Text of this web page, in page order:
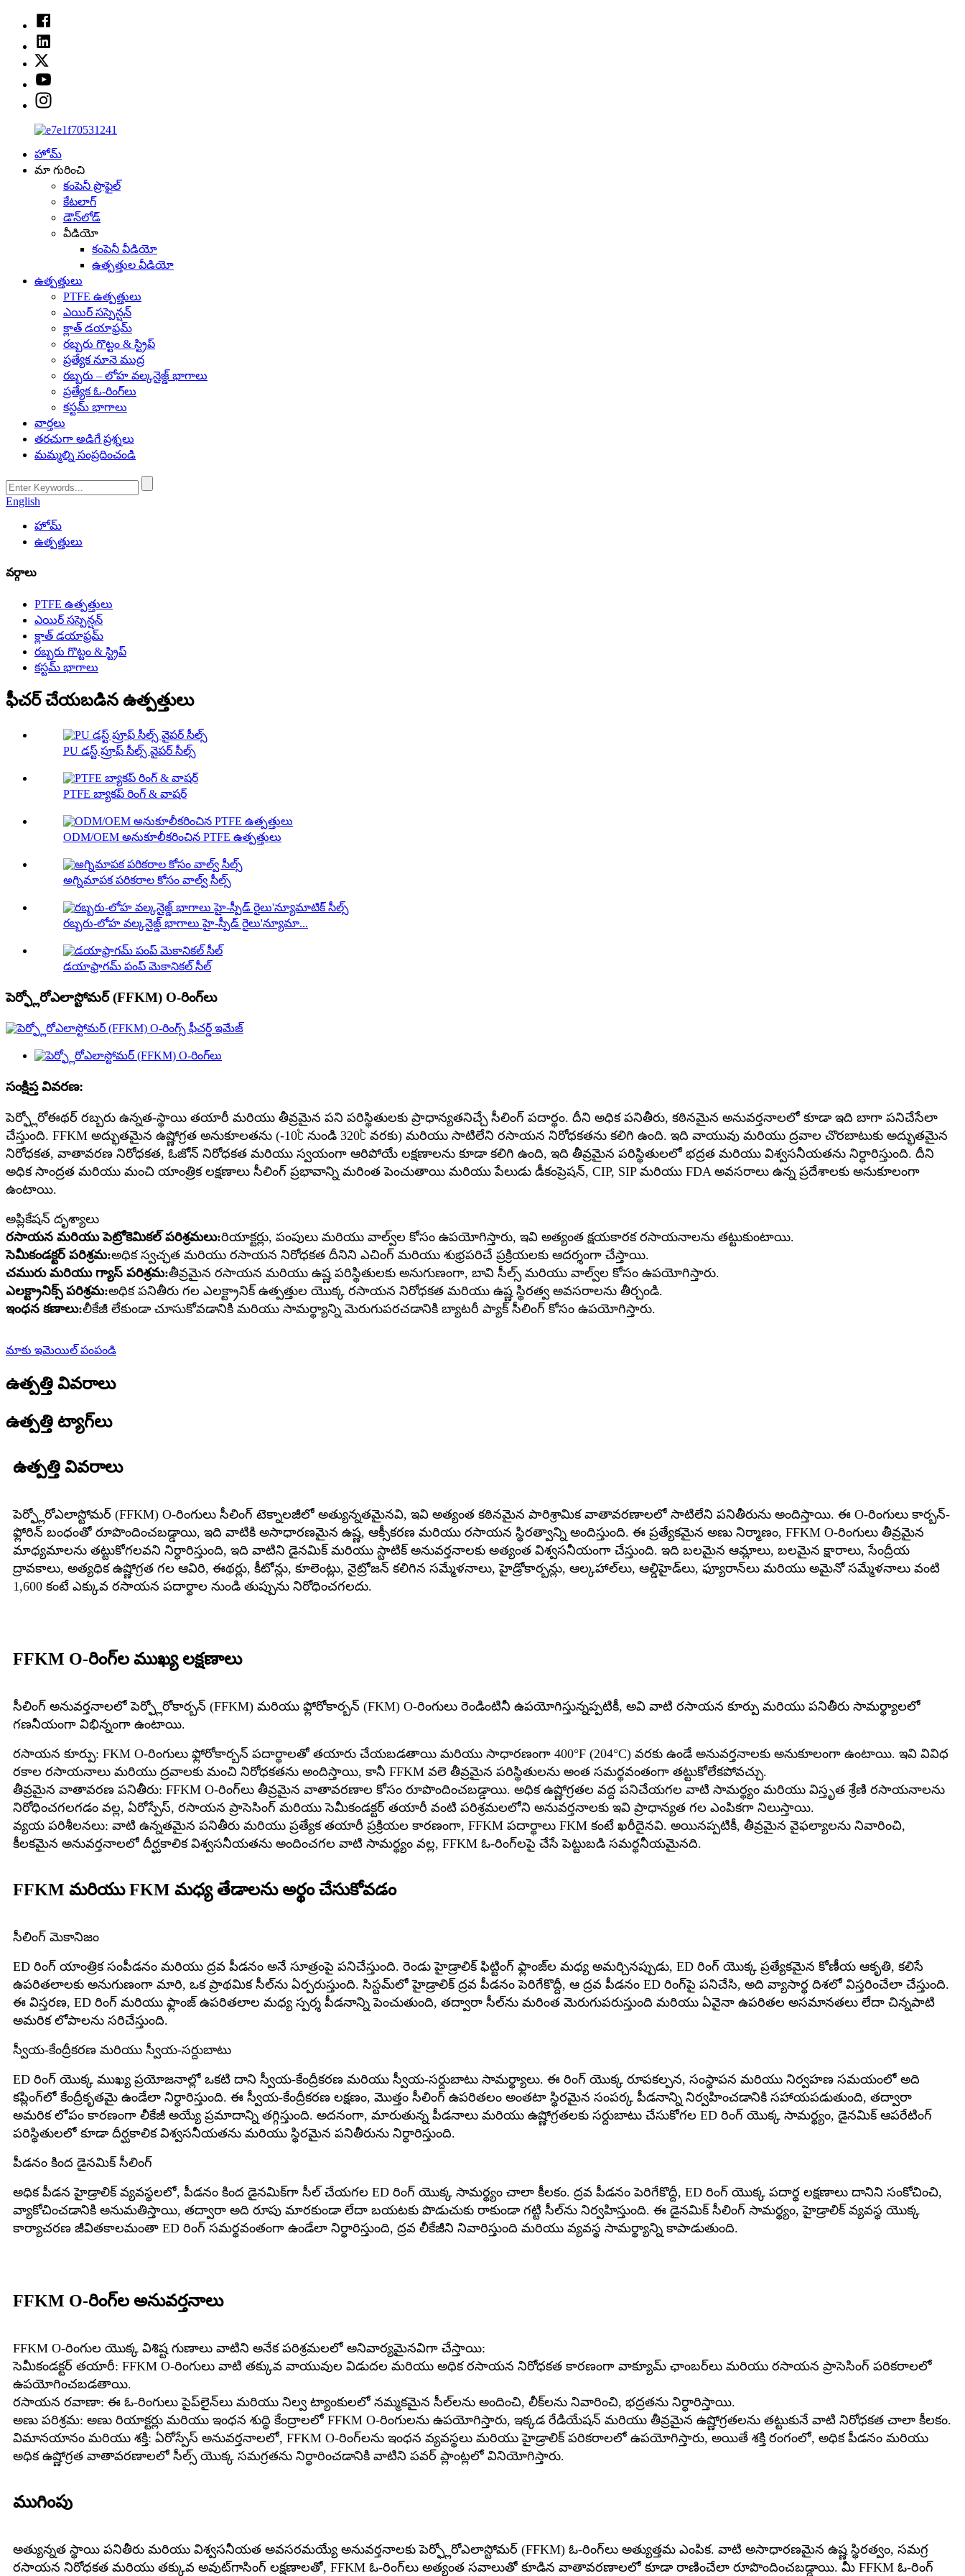
హోమ్
మా గురించి
కంపెనీ ప్రొఫైల్
కేటలాగ్
డౌన్‌లోడ్
వీడియో
కంపెనీ వీడియో
ఉత్పత్తుల వీడియో
ఉత్పత్తులు
PTFE ఉత్పత్తులు
ఎయిర్ సస్పెన్షన్
క్లాత్ డయాఫ్రమ్
రబ్బరు గొట్టం & స్ట్రిప్
ప్రత్యేక నూనె ముద్ర
రబ్బరు – లోహ వల్కనైజ్డ్ భాగాలు
ప్రత్యేక ఓ-రింగ్‌లు
కస్టమ్ భాగాలు
వార్తలు
తరచుగా అడిగే ప్రశ్నలు
మమ్మల్ని సంప్రదించండి
English
హోమ్
ఉత్పత్తులు
వర్గాలు
PTFE ఉత్పత్తులు
ఎయిర్ సస్పెన్షన్
క్లాత్ డయాఫ్రమ్
రబ్బరు గొట్టం & స్ట్రిప్
కస్టమ్ భాగాలు
ఫీచర్ చేయబడిన ఉత్పత్తులు
PU డస్ట్ ప్రూఫ్ సీల్స్ వైపర్ సీల్స్
PTFE బ్యాకప్ రింగ్ & వాషర్
ODM/OEM అనుకూలీకరించిన PTFE ఉత్పత్తులు
అగ్నిమాపక పరికరాల కోసం వాల్వ్ సీల్స్
రబ్బరు-లోహ వల్కనైజ్డ్ భాగాలు హై-స్పీడ్ రైలు'న్యూమా...
డయాఫ్రాగమ్ పంప్ మెకానికల్ సీల్
పెర్ఫ్లోరోఎలాస్టోమర్ (FFKM) O-రింగ్‌లు
సంక్షిప్త వివరణ:
పెర్ఫ్లోరోఈథర్ రబ్బరు ఉన్నత-స్థాయి తయారీ మరియు తీవ్రమైన పని పరిస్థితులకు ప్రాధాన్యతనిచ్చే సీలింగ్ పదార్థం. దీని అధిక పనితీరు, కఠినమైన అనువర్తనాలలో కూడా ఇది బాగా పనిచేసేలా
చేస్తుంది. FFKM అద్భుతమైన ఉష్ణోగ్రత అనుకూలతను (-10℃ నుండి 320℃ వరకు) మరియు సాటిలేని రసాయన నిరోధకతను కలిగి ఉంది. ఇది వాయువు మరియు ద్రవాల చొరబాటుకు అద్భుతమైన
నిరోధకత, వాతావరణ నిరోధకత, ఓజోన్ నిరోధకత మరియు స్వయంగా ఆరిపోయే లక్షణాలను కూడా కలిగి ఉంది, ఇది తీవ్రమైన పరిస్థితులలో భద్రత మరియు విశ్వసనీయతను నిర్ధారిస్తుంది. దీని
అధిక సాంద్రత మరియు మంచి యాంత్రిక లక్షణాలు సీలింగ్ ప్రభావాన్ని మరింత పెంచుతాయి మరియు పేలుడు డీకంప్రెషన్, CIP, SIP మరియు FDA అవసరాలు ఉన్న ప్రదేశాలకు అనుకూలంగా
ఉంటాయి.
అప్లికేషన్ దృశ్యాలు
రసాయన మరియు పెట్రోకెమికల్ పరిశ్రమలు:రియాక్టర్లు, పంపులు మరియు వాల్వ్‌ల కోసం ఉపయోగిస్తారు, ఇవి అత్యంత క్షయకారక రసాయనాలను తట్టుకుంటాయి.
సెమీకండక్టర్ పరిశ్రమ:అధిక స్వచ్ఛత మరియు రసాయన నిరోధకత దీనిని ఎచింగ్ మరియు శుభ్రపరిచే ప్రక్రియలకు ఆదర్శంగా చేస్తాయి.
చమురు మరియు గ్యాస్ పరిశ్రమ:తీవ్రమైన రసాయన మరియు ఉష్ణ పరిస్థితులకు అనుగుణంగా, బావి సీల్స్ మరియు వాల్వ్‌ల కోసం ఉపయోగిస్తారు.
ఎలక్ట్రానిక్స్ పరిశ్రమ:అధిక పనితీరు గల ఎలక్ట్రానిక్ ఉత్పత్తుల యొక్క రసాయన నిరోధకత మరియు ఉష్ణ స్థిరత్వ అవసరాలను తీర్చండి.
ఇంధన కణాలు:లీకేజీ లేకుండా చూసుకోవడానికి మరియు సామర్థ్యాన్ని మెరుగుపరచడానికి బ్యాటరీ ప్యాక్ సీలింగ్ కోసం ఉపయోగిస్తారు.
మాకు ఇమెయిల్ పంపండి
ఉత్పత్తి వివరాలు
ఉత్పత్తి ట్యాగ్‌లు
ఉత్పత్తి వివరాలు
పెర్ఫ్లోరోఎలాస్టోమర్ (FFKM) O-రింగులు సీలింగ్ టెక్నాలజీలో అత్యున్నతమైనవి, ఇవి అత్యంత కఠినమైన పారిశ్రామిక వాతావరణాలలో సాటిలేని పనితీరును అందిస్తాయి. ఈ O-రింగులు కార్బన్-
ఫ్లోరిన్ బంధంతో రూపొందించబడ్డాయి, ఇది వాటికి అసాధారణమైన ఉష్ణ, ఆక్సీకరణ మరియు రసాయన స్థిరత్వాన్ని అందిస్తుంది. ఈ ప్రత్యేకమైన అణు నిర్మాణం, FFKM O-రింగులు తీవ్రమైన
మాధ్యమాలను తట్టుకోగలవని నిర్ధారిస్తుంది, ఇది వాటిని డైనమిక్ మరియు స్టాటిక్ అనువర్తనాలకు అత్యంత విశ్వసనీయంగా చేస్తుంది. ఇది బలమైన ఆమ్లాలు, బలమైన క్షారాలు, సేంద్రీయ
ద్రావకాలు, అత్యధిక ఉష్ణోగ్రత గల ఆవిరి, ఈథర్లు, కీటోన్లు, కూలెంట్లు, నైట్రోజన్ కలిగిన సమ్మేళనాలు, హైడ్రోకార్బన్లు, ఆల్కహాల్‌లు, ఆల్డిహైడ్‌లు, ఫ్యూరాన్‌లు మరియు అమైనో సమ్మేళనాలు వంటి
1,600 కంటే ఎక్కువ రసాయన పదార్థాల నుండి తుప్పును నిరోధించగలదు.
FFKM O-రింగ్‌ల ముఖ్య లక్షణాలు
సీలింగ్ అనువర్తనాలలో పెర్ఫ్లోరోకార్బన్ (FFKM) మరియు ఫ్లోరోకార్బన్ (FKM) O-రింగులు రెండింటినీ ఉపయోగిస్తున్నప్పటికీ, అవి వాటి రసాయన కూర్పు మరియు పనితీరు సామర్థ్యాలలో
గణనీయంగా విభిన్నంగా ఉంటాయి.
రసాయన కూర్పు: FKM O-రింగులు ఫ్లోరోకార్బన్ పదార్థాలతో తయారు చేయబడతాయి మరియు సాధారణంగా 400°F (204°C) వరకు ఉండే అనువర్తనాలకు అనుకూలంగా ఉంటాయి. ఇవి వివిధ
రకాల రసాయనాలు మరియు ద్రవాలకు మంచి నిరోధకతను అందిస్తాయి, కానీ FFKM వలె తీవ్రమైన పరిస్థితులను అంత సమర్థవంతంగా తట్టుకోలేకపోవచ్చు.
తీవ్రమైన వాతావరణ పనితీరు: FFKM O-రింగ్‌లు తీవ్రమైన వాతావరణాల కోసం రూపొందించబడ్డాయి. అధిక ఉష్ణోగ్రతల వద్ద పనిచేయగల వాటి సామర్థ్యం మరియు విస్తృత శ్రేణి రసాయనాలను
నిరోధించగలగడం వల్ల, ఏరోస్పేస్, రసాయన ప్రాసెసింగ్ మరియు సెమీకండక్టర్ తయారీ వంటి పరిశ్రమలలోని అనువర్తనాలకు ఇవి ప్రాధాన్యత గల ఎంపికగా నిలుస్తాయి.
వ్యయ పరిశీలనలు: వాటి ఉన్నతమైన పనితీరు మరియు ప్రత్యేక తయారీ ప్రక్రియల కారణంగా, FFKM పదార్థాలు FKM కంటే ఖరీదైనవి. అయినప్పటికీ, తీవ్రమైన వైఫల్యాలను నివారించి,
కీలకమైన అనువర్తనాలలో దీర్ఘకాలిక విశ్వసనీయతను అందించగల వాటి సామర్థ్యం వల్ల, FFKM ఓ-రింగ్‌లపై చేసే పెట్టుబడి సమర్థనీయమైనది.
FFKM మరియు FKM మధ్య తేడాలను అర్థం చేసుకోవడం
సీలింగ్ మెకానిజం
ED రింగ్ యాంత్రిక సంపీడనం మరియు ద్రవ పీడనం అనే సూత్రంపై పనిచేస్తుంది. రెండు హైడ్రాలిక్ ఫిట్టింగ్ ఫ్లాంజ్‌ల మధ్య అమర్చినప్పుడు, ED రింగ్ యొక్క ప్రత్యేకమైన కోణీయ ఆకృతి, కలిసే
ఉపరితలాలకు అనుగుణంగా మారి, ఒక ప్రాథమిక సీల్‌ను ఏర్పరుస్తుంది. సిస్టమ్‌లో హైడ్రాలిక్ ద్రవ పీడనం పెరిగేకొద్దీ, ఆ ద్రవ పీడనం ED రింగ్‌పై పనిచేసి, అది వ్యాసార్థ దిశలో విస్తరించేలా చేస్తుంది.
ఈ విస్తరణ, ED రింగ్ మరియు ఫ్లాంజ్ ఉపరితలాల మధ్య స్పర్శ పీడనాన్ని పెంచుతుంది, తద్వారా సీల్‌ను మరింత మెరుగుపరుస్తుంది మరియు ఏవైనా ఉపరితల అసమానతలు లేదా చిన్నపాటి
అమరిక లోపాలను సరిచేస్తుంది.
స్వీయ-కేంద్రీకరణ మరియు స్వీయ-సర్దుబాటు
ED రింగ్ యొక్క ముఖ్య ప్రయోజనాల్లో ఒకటి దాని స్వీయ-కేంద్రీకరణ మరియు స్వీయ-సర్దుబాటు సామర్థ్యాలు. ఈ రింగ్ యొక్క రూపకల్పన, సంస్థాపన మరియు నిర్వహణ సమయంలో అది
కప్లింగ్‌లో కేంద్రీకృతమై ఉండేలా నిర్ధారిస్తుంది. ఈ స్వీయ-కేంద్రీకరణ లక్షణం, మొత్తం సీలింగ్ ఉపరితలం అంతటా స్థిరమైన సంపర్క పీడనాన్ని నిర్వహించడానికి సహాయపడుతుంది, తద్వారా
అమరిక లోపం కారణంగా లీకేజీ అయ్యే ప్రమాదాన్ని తగ్గిస్తుంది. అదనంగా, మారుతున్న పీడనాలు మరియు ఉష్ణోగ్రతలకు సర్దుబాటు చేసుకోగల ED రింగ్ యొక్క సామర్థ్యం, ​​డైనమిక్ ఆపరేటింగ్
పరిస్థితులలో కూడా దీర్ఘకాలిక విశ్వసనీయతను మరియు స్థిరమైన పనితీరును నిర్ధారిస్తుంది.
పీడనం కింద డైనమిక్ సీలింగ్
అధిక పీడన హైడ్రాలిక్ వ్యవస్థలలో, పీడనం కింద డైనమిక్‌గా సీల్ చేయగల ED రింగ్ యొక్క సామర్థ్యం చాలా కీలకం. ద్రవ పీడనం పెరిగేకొద్దీ, ED రింగ్ యొక్క పదార్థ లక్షణాలు దానిని సంకోచించి,
వ్యాకోచించడానికి అనుమతిస్తాయి, తద్వారా అది రూపు మారకుండా లేదా బయటకు పొడుచుకు రాకుండా గట్టి సీల్‌ను నిర్వహిస్తుంది. ఈ డైనమిక్ సీలింగ్ సామర్థ్యం, ​​హైడ్రాలిక్ వ్యవస్థ యొక్క
కార్యాచరణ జీవితకాలమంతా ED రింగ్ సమర్థవంతంగా ఉండేలా నిర్ధారిస్తుంది, ద్రవ లీకేజీని నివారిస్తుంది మరియు వ్యవస్థ సామర్థ్యాన్ని కాపాడుతుంది.
FFKM O-రింగ్‌ల అనువర్తనాలు
FFKM O-రింగుల యొక్క విశిష్ట గుణాలు వాటిని అనేక పరిశ్రమలలో అనివార్యమైనవిగా చేస్తాయి:
సెమీకండక్టర్ తయారీ: FFKM O-రింగులు వాటి తక్కువ వాయువుల విడుదల మరియు అధిక రసాయన నిరోధకత కారణంగా వాక్యూమ్ ఛాంబర్‌లు మరియు రసాయన ప్రాసెసింగ్ పరికరాలలో
ఉపయోగించబడతాయి.
రసాయన రవాణా: ఈ ఓ-రింగులు పైప్‌లైన్‌లు మరియు నిల్వ ట్యాంకులలో నమ్మకమైన సీల్‌లను అందించి, లీక్‌లను నివారించి, భద్రతను నిర్ధారిస్తాయి.
అణు పరిశ్రమ: అణు రియాక్టర్లు మరియు ఇంధన శుద్ధి కేంద్రాలలో FFKM O-రింగులను ఉపయోగిస్తారు, ఇక్కడ రేడియేషన్ మరియు తీవ్రమైన ఉష్ణోగ్రతలను తట్టుకునే వాటి నిరోధకత చాలా కీలకం.
విమానయానం మరియు శక్తి: ఏరోస్పేస్ అనువర్తనాలలో, FFKM O-రింగ్‌లను ఇంధన వ్యవస్థలు మరియు హైడ్రాలిక్ పరికరాలలో ఉపయోగిస్తారు, అయితే శక్తి రంగంలో, అధిక పీడనం మరియు
అధిక ఉష్ణోగ్రత వాతావరణాలలో సీల్స్ యొక్క సమగ్రతను నిర్ధారించడానికి వాటిని పవర్ ప్లాంట్లలో వినియోగిస్తారు.
ముగింపు
అత్యున్నత స్థాయి పనితీరు మరియు విశ్వసనీయత అవసరమయ్యే అనువర్తనాలకు పెర్ఫ్లోరోఎలాస్టోమర్ (FFKM) ఓ-రింగ్‌లు అత్యుత్తమ ఎంపిక. వాటి అసాధారణమైన ఉష్ణ స్థిరత్వం, సమగ్ర
రసాయన నిరోధకత మరియు తక్కువ అవుట్‌గాసింగ్ లక్షణాలతో, FFKM ఓ-రింగ్‌లు అత్యంత సవాలుతో కూడిన వాతావరణాలలో కూడా రాణించేలా రూపొందించబడ్డాయి. మీ FFKM ఓ-రింగ్